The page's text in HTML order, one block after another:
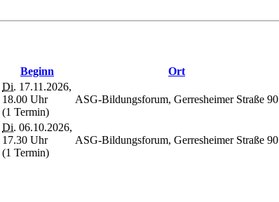
Beginn Ort
Di. 17.11.2026,
18.00 Uhr
(1 Termin)
ASG-Bildungsforum, Gerresheimer Straße 90
Di. 06.10.2026,
17.30 Uhr
(1 Termin)
ASG-Bildungsforum, Gerresheimer Straße 90